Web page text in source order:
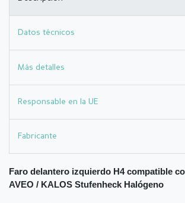
Datos técnicos
Más detalles
Responsable en la UE
Fabricante
Faro delantero izquierdo H4 compatible
AVEO / KALOS Stufenheck Halógeno